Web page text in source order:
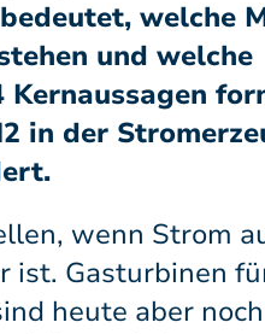
welche
und welche
in der
wenn Strom
ist. Gasturbinen
heute aber